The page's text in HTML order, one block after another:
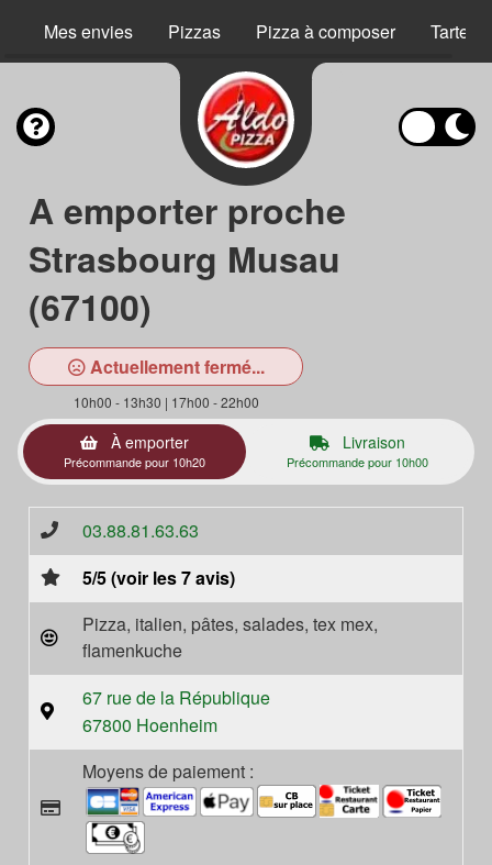
Mes envies Pizzas Pizza à composer Tartes
A emporter proche
Strasbourg Musau
(67100)
Actuellement fermé...
10h00 - 13h30 | 17h00 - 22h00
À emporter
Précommande pour 10h20
Livraison
Précommande pour 10h00
03.88.81.63.63
5/5 (voir les 7 avis)
Pizza, italien, pâtes, salades, tex mex,
flamenkuche
67 rue de la République
67800 Hoenheim
Moyens de paiement :